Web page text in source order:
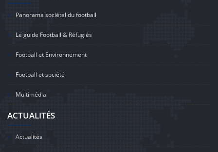
Panorama sociétal du football
Le guide Football & Réfugiés
Football et Environnement
Football et société
Multimédia
ACTUALITÉS
Actualités